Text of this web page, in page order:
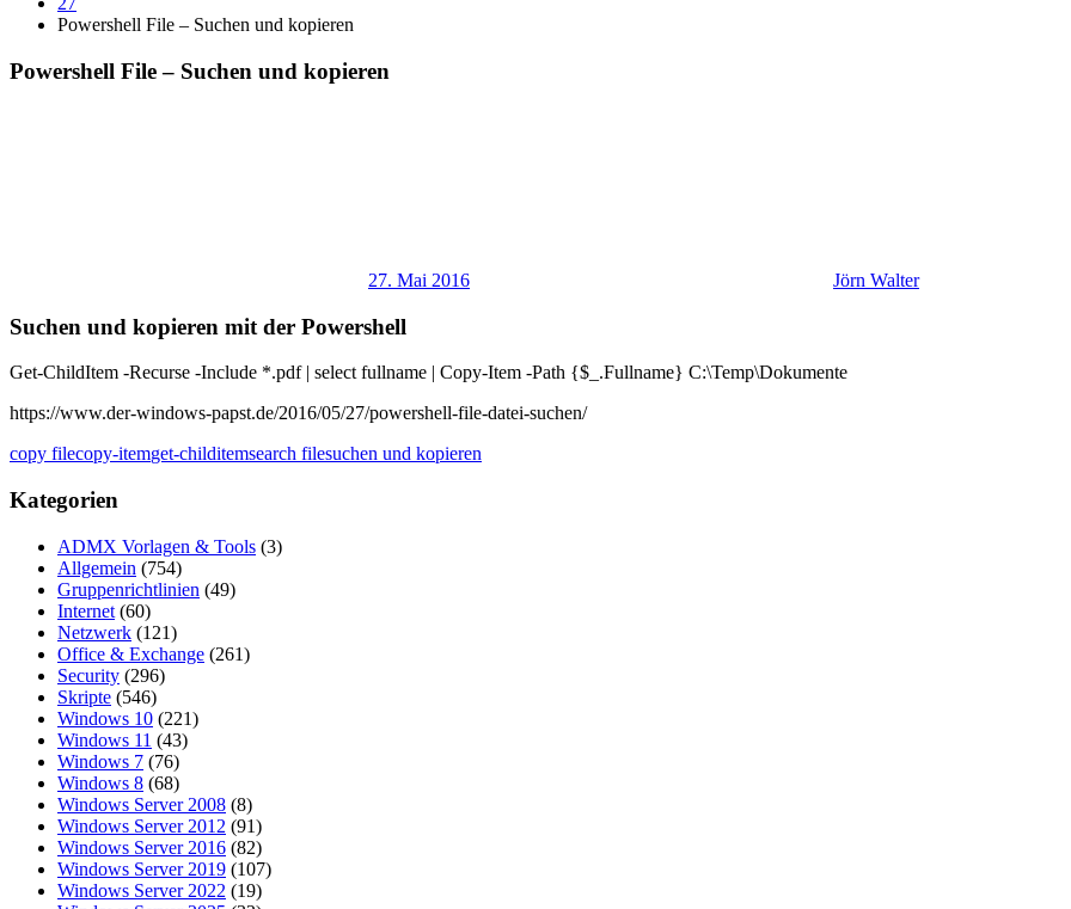
Powershell File – Suchen und kopieren
Powershell File – Suchen und kopieren
27. Mai 2016 Jörn Walter
Suchen und kopieren mit der Powershell
Get-ChildItem -Recurse -Include *.pdf | select fullname | Copy-Item -Path {$_.Fullname} C:\Temp\Dokumente
https://www.der-windows-papst.de/2016/05/27/powershell-file-datei-suchen/
copy filecopy-itemget-childitemsearch filesuchen und kopieren
Kategorien
ADMX Vorlagen & Tools (3)
Allgemein (754)
Gruppenrichtlinien (49)
Internet (60)
Netzwerk (121)
Office & Exchange (261)
Security (296)
Skripte (546)
Windows 10 (221)
Windows 11 (43)
Windows 7 (76)
Windows 8 (68)
Windows Server 2008 (8)
Windows Server 2012 (91)
Windows Server 2016 (82)
Windows Server 2019 (107)
Windows Server 2022 (19)